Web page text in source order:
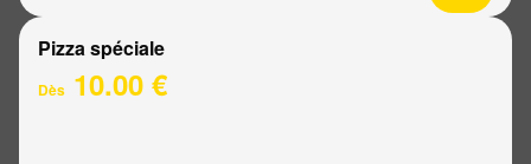
Pizza spéciale
Dès 10.00 €